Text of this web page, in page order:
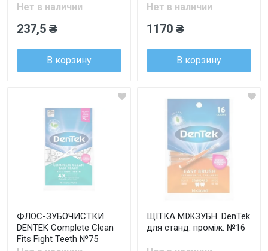
Нет в наличии
237,5 ₴
В корзину
Нет в наличии
1170 ₴
В корзину
ФЛОС-ЗУБОЧИСТКИ
DENTEK Complete Clean
Fits Fight Teeth №75
ЩІТКА МІЖЗУБН. DenTek
для станд. проміж. №16